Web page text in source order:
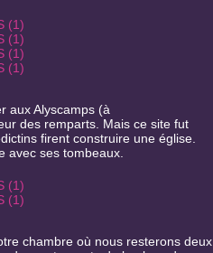
aux Alyscamps (à
des remparts. Mais ce site fut
firent construire une église.
avec ses tombeaux.
chambre où nous resterons deux